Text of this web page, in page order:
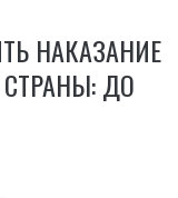
НАКАЗАНИЕ
ДО